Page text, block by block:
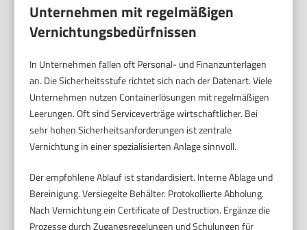
Unternehmen mit regelmäßigen
Vernichtungsbedürfnissen
In Unternehmen fallen oft Personal- und Finanzunterlagen
an. Die Sicherheitsstufe richtet sich nach der Datenart. Viele
Unternehmen nutzen Containerlösungen mit regelmäßigen
Leerungen. Oft sind Serviceverträge wirtschaftlicher. Bei
sehr hohen Sicherheitsanforderungen ist zentrale
Vernichtung in einer spezialisierten Anlage sinnvoll.
Der empfohlene Ablauf ist standardisiert. Interne Ablage und
Bereinigung. Versiegelte Behälter. Protokollierte Abholung.
Nach Vernichtung ein Certificate of Destruction. Ergänze die
Prozesse durch Zugangsregelungen und Schulungen für